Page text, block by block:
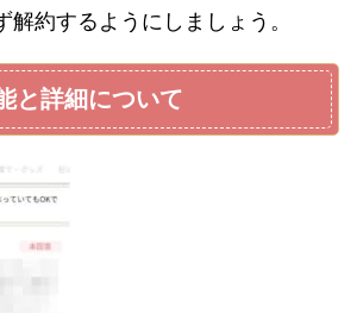
解約するようにしましょう。
と詳細について